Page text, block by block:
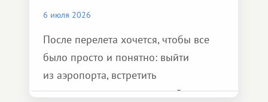
6 июля 2026
После перелета хочется, чтобы все
было просто и понятно: выйти
из аэропорта, встретить
представителя транспортной